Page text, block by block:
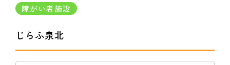
障がい者施設
じらふ泉北